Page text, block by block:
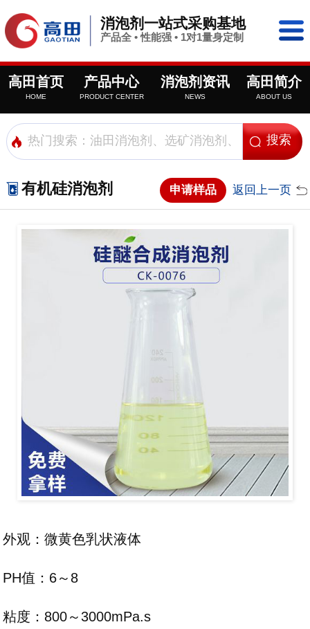
消泡剂一站式采购基地
产品全 • 性能强 • 1对1量身定制
高田首页
HOME
产品中心
PRODUCT CENTER
消泡剂资讯
NEWS
高田简介
ABOUT US
有机硅消泡剂 申请样品 返回上一页
外观：微黄色乳状液体
PH值：6～8
粘度：800～3000mPa.s